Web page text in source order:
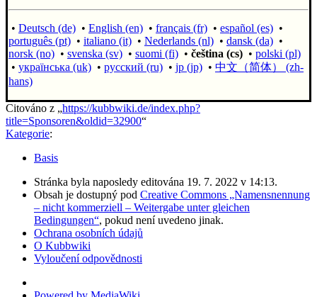
• Deutsch (de) • English (en) • français (fr) • español (es) •
português (pt) • italiano (it) • Nederlands (nl) • dansk (da) •
norsk (no) • svenska (sv) • suomi (fi) • čeština (cs) • polski (pl)
• українська (uk) • русский (ru) • jp (jp) • 中文（简体）‎ (zh-
hans)
Citováno z „https://kubbwiki.de/index.php?
title=Sponsoren&oldid=32900“
Kategorie:
Basis
Stránka byla naposledy editována 19. 7. 2022 v 14:13.
Obsah je dostupný pod Creative Commons „Namensnennung
– nicht kommerziell – Weitergabe unter gleichen
Bedingungen“, pokud není uvedeno jinak.
Ochrana osobních údajů
O Kubbwiki
Vyloučení odpovědnosti